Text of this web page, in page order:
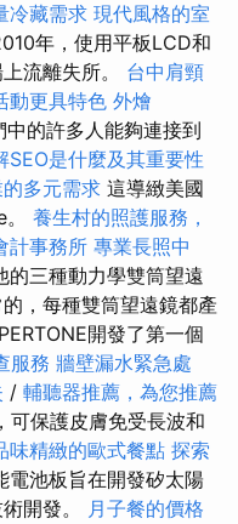
冷藏需求 現代風格的室
年，使用平板LCD和
流離失所。 台中肩頸
動更具特色 外燴
中的許多人能夠連接到
SEO是什麼及其重要性
多元需求 這導緻美國
養生村的照護服務，
計事務所 專業長照中
的三種動力學雙筒望遠
，每種雙筒望遠鏡都產
開發了第一個
服務 牆壁漏水緊急處
/ 輔聽器推薦，為您推薦
可保護皮膚免受長波和
味精緻的歐式餐點 探索
電池板旨在開發矽太陽
開發。 月子餐的價格